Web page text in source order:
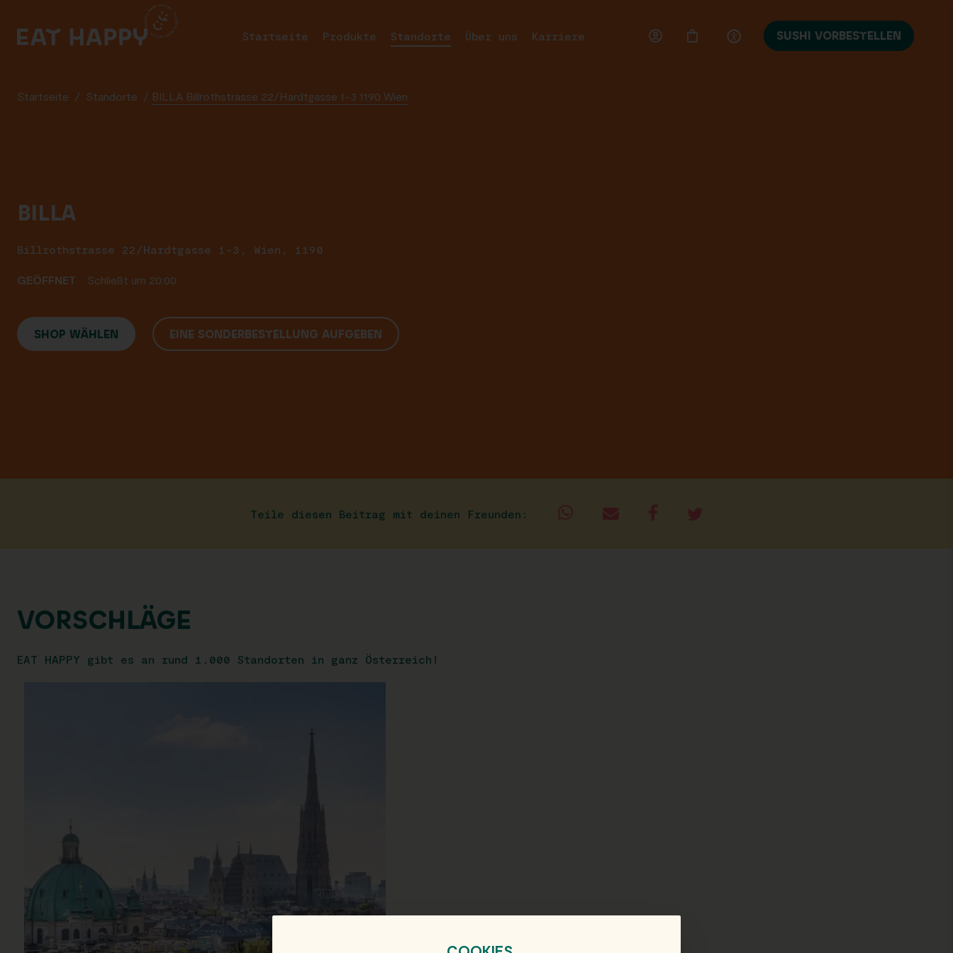
MAIN
Startseite Produkte Standorte Über uns Karriere SUSHI VORBESTELLEN
Startseite / Standorte / BILLA Billrothstrasse 22/Hardtgasse 1-3 1190 Wien
BILLA
Billrothstrasse 22/Hardtgasse 1-3, Wien, 1190
GEÖFFNET Schließt um 20:00
SHOP WÄHLEN EINE SONDERBESTELLUNG AUFGEBEN
Teile diesen Beitrag mit deinen Freunden:
VORSCHLÄGE
EAT HAPPY gibt es an rund 1.000 Standorten in ganz Österreich!